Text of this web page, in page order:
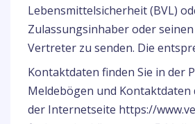
Lebensmittelsicherheit (BVL)
Zulassungsinhaber oder
Vertreter zu senden. Die
Kontaktdaten finden Sie in der
Meldebögen und Kontaktdaten
der Internetseite https://